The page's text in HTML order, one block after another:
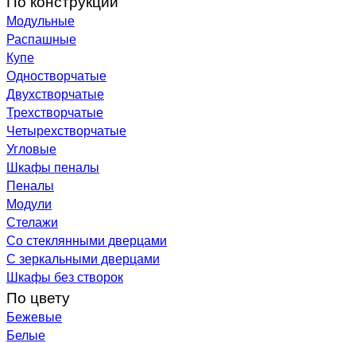
Модульные
Распашные
Купе
Одностворчатые
Двухстворчатые
Трехстворчатые
Четырехстворчатые
Угловые
Шкафы пеналы
Пеналы
Модули
Стелажи
Со стеклянными дверцами
С зеркальными дверцами
Шкафы без створок
По цвету
Бежевые
Белые